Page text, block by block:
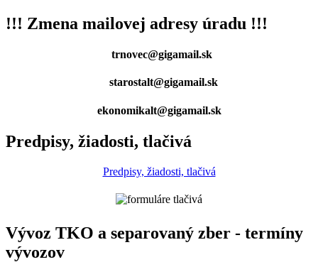
!!! Zmena mailovej adresy úradu !!!
trnovec@gigamail.sk
starostalt@gigamail.sk
ekonomikalt@gigamail.sk
Predpisy, žiadosti, tlačivá
Predpisy, žiadosti, tlačivá
Vývoz TKO a separovaný zber - termíny
vývozov